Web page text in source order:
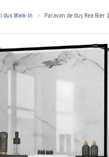
dus Walk-in Paravan de duș Rea